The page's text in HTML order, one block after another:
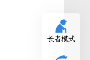
长者模式